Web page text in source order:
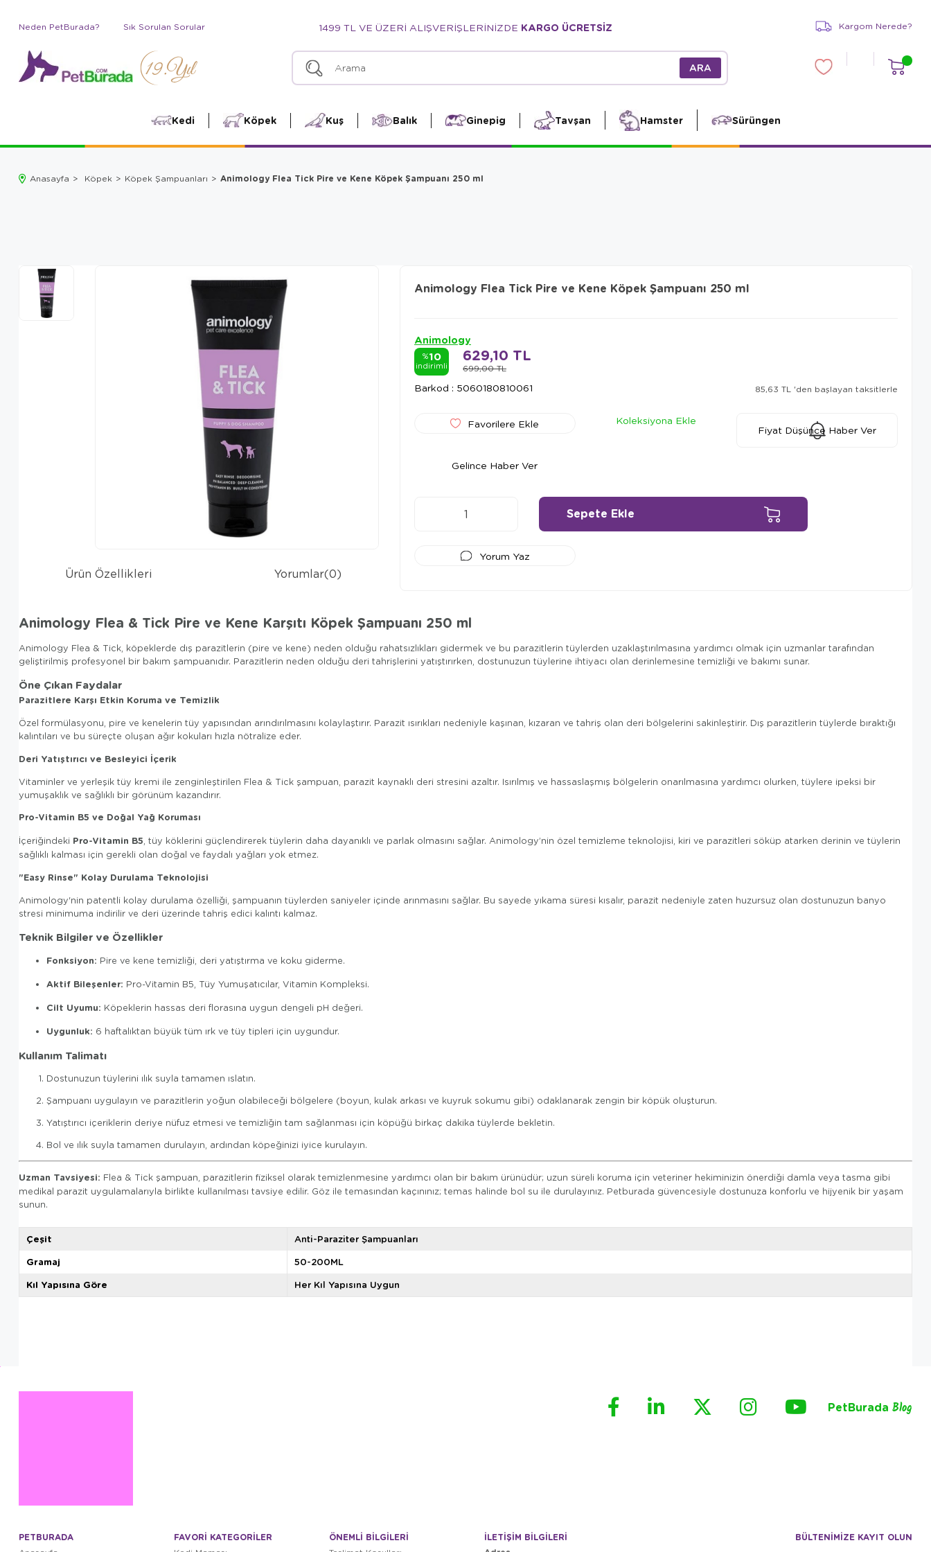
Neden PetBurada? Sık Sorulan Sorular 1499 TL VE ÜZERİ ALIŞVERİŞLERİNİZDE KARGO ÜCRETSİZ Kargom Nerede?
Kedi Köpek Kuş Balık Ginepig Tavşan Hamster Sürüngen
Anasayfa Köpek Köpek Şampuanları Animology Flea Tick Pire ve Kene Köpek Şampuanı 250 ml
Animology Flea Tick Pire ve Kene Köpek Şampuanı 250 ml
Animology
%10
indirimli 699,00 TL
629,10 TL
Barkod : 5060180810061 85,63 TL 'den başlayan taksitlerle
Favorilere Ekle
Koleksiyona Ekle
Fiyat Düşünce Haber Ver
Gelince Haber Ver
Yorum Yaz
Ürün Özellikleri Yorumlar(0)
Animology Flea & Tick Pire ve Kene Karşıtı Köpek Şampuanı 250 ml
Animology Flea & Tick, köpeklerde dış parazitlerin (pire ve kene) neden olduğu rahatsızlıkları gidermek ve bu parazitlerin tüylerden uzaklaştırılmasına yardımcı olmak için uzmanlar tarafından
geliştirilmiş profesyonel bir bakım şampuanıdır. Parazitlerin neden olduğu deri tahrişlerini yatıştırırken, dostunuzun tüylerine ihtiyacı olan derinlemesine temizliği ve bakımı sunar.
Öne Çıkan Faydalar
Parazitlere Karşı Etkin Koruma ve Temizlik
Özel formülasyonu, pire ve kenelerin tüy yapısından arındırılmasını kolaylaştırır. Parazit ısırıkları nedeniyle kaşınan, kızaran ve tahriş olan deri bölgelerini sakinleştirir. Dış parazitlerin tüylerde bıraktığı
kalıntıları ve bu süreçte oluşan ağır kokuları hızla nötralize eder.
Deri Yatıştırıcı ve Besleyici İçerik
Vitaminler ve yerleşik tüy kremi ile zenginleştirilen Flea & Tick şampuan, parazit kaynaklı deri stresini azaltır. Isırılmış ve hassaslaşmış bölgelerin onarılmasına yardımcı olurken, tüylere ipeksi bir
yumuşaklık ve sağlıklı bir görünüm kazandırır.
Pro-Vitamin B5 ve Doğal Yağ Koruması
İçeriğindeki Pro-Vitamin B5, tüy köklerini güçlendirerek tüylerin daha dayanıklı ve parlak olmasını sağlar. Animology’nin özel temizleme teknolojisi, kiri ve parazitleri söküp atarken derinin ve tüylerin
sağlıklı kalması için gerekli olan doğal ve faydalı yağları yok etmez.
"Easy Rinse" Kolay Durulama Teknolojisi
Animology'nin patentli kolay durulama özelliği, şampuanın tüylerden saniyeler içinde arınmasını sağlar. Bu sayede yıkama süresi kısalır, parazit nedeniyle zaten huzursuz olan dostunuzun banyo
stresi minimuma indirilir ve deri üzerinde tahriş edici kalıntı kalmaz.
Teknik Bilgiler ve Özellikler
Fonksiyon: Pire ve kene temizliği, deri yatıştırma ve koku giderme.
Aktif Bileşenler: Pro-Vitamin B5, Tüy Yumuşatıcılar, Vitamin Kompleksi.
Cilt Uyumu: Köpeklerin hassas deri florasına uygun dengeli pH değeri.
Uygunluk: 6 haftalıktan büyük tüm ırk ve tüy tipleri için uygundur.
Kullanım Talimatı
Dostunuzun tüylerini ılık suyla tamamen ıslatın.
Şampuanı uygulayın ve parazitlerin yoğun olabileceği bölgelere (boyun, kulak arkası ve kuyruk sokumu gibi) odaklanarak zengin bir köpük oluşturun.
Yatıştırıcı içeriklerin deriye nüfuz etmesi ve temizliğin tam sağlanması için köpüğü birkaç dakika tüylerde bekletin.
Bol ve ılık suyla tamamen durulayın, ardından köpeğinizi iyice kurulayın.
Uzman Tavsiyesi: Flea & Tick şampuan, parazitlerin fiziksel olarak temizlenmesine yardımcı olan bir bakım ürünüdür; uzun süreli koruma için veteriner hekiminizin önerdiği damla veya tasma gibi
medikal parazit uygulamalarıyla birlikte kullanılması tavsiye edilir. Göz ile temasından kaçınınız; temas halinde bol su ile durulayınız. Petburada güvencesiyle dostunuza konforlu ve hijyenik bir yaşam
sunun.
Çeşit
Anti-Paraziter Şampuanları
Gramaj
50-200ML
Kıl Yapısına Göre
Her Kıl Yapısına Uygun
PetBurada Blog
PETBURADA FAVORİ KATEGORİLER ÖNEMLİ BİLGİLERİ
İLETİŞİM BİLGİLERİ
BÜLTENİMİZE KAYIT OLUN